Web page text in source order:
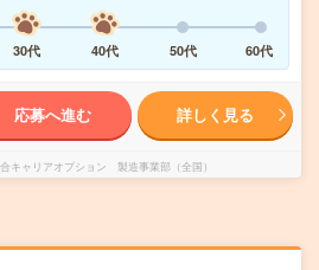
30代 40代 50代 60代
応募へ進む 詳しく見る
キャリアオプション 製造事業部（全国）